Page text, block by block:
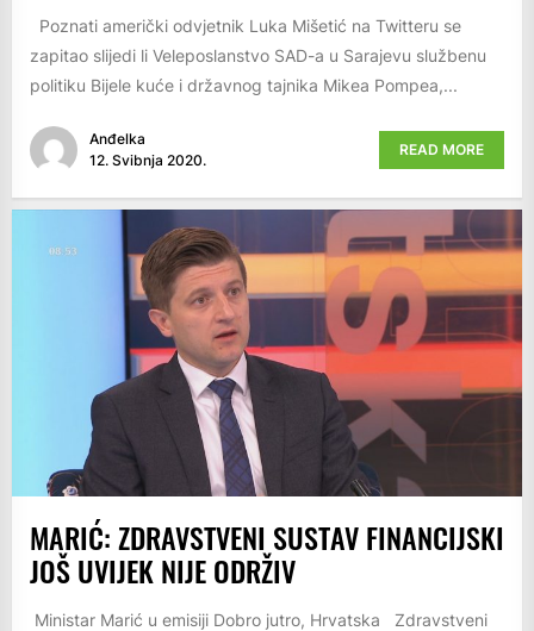
Poznati američki odvjetnik Luka Mišetić na Twitteru se
zapitao slijedi li Veleposlanstvo SAD-a u Sarajevu službenu
politiku Bijele kuće i državnog tajnika Mikea Pompea,...
Anđelka
12. Svibnja 2020.
READ MORE
MARIĆ: ZDRAVSTVENI SUSTAV FINANCIJSKI
JOŠ UVIJEK NIJE ODRŽIV
Ministar Marić u emisiji Dobro jutro, Hrvatska Zdravstveni